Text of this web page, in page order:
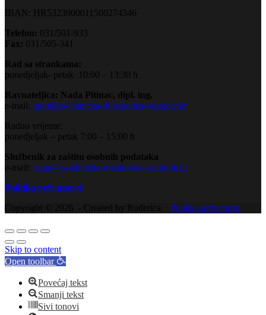
IBAN: HR5323900011500274346
Telefon: 031/501-933
Fax: 031/505-341
Rad sa strankama:
ponedjeljak- petak 10:00 – 13:30 h
Ravnateljica: Nada Pitinac, dipl. ing.
e-mail: ured@ss-tehnicka-rboskovica-os.skole.hr
Radno vrijeme:
ponedjeljak – petak 7:00 – 15:00 h
Službenik za zaštitu osobnih podataka
e-mail: szop@ss-tehnicka-rboskovica-os.skole.hr
Politika privatnosti
Copyright © 2026 - Created by Ruđerica Politika privatnosti
Skip to content
Open toolbar
Povećaj tekst
Smanji tekst
Sivi tonovi